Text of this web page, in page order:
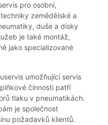
pro osobní,
zemědělské a
duše a disky
je také montáž,
jako specializované
umožňující servis
činnosti patří
tlaku v pneumatikách.
je společnost
požadavků klientů.